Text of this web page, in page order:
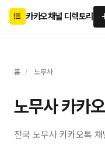
카카오채널 디렉토리
홈 / 노무사
노무사 카카
전국 노무사 카카오톡